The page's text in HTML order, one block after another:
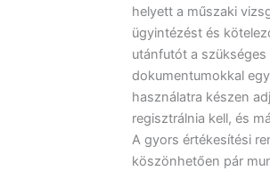
helyett a műszaki
ügyintézést és
utánfutót a szükséges
dokumentumokkal
használatra készen
regisztrálnia kell, és
A gyors értékesítési
köszönhetően pár